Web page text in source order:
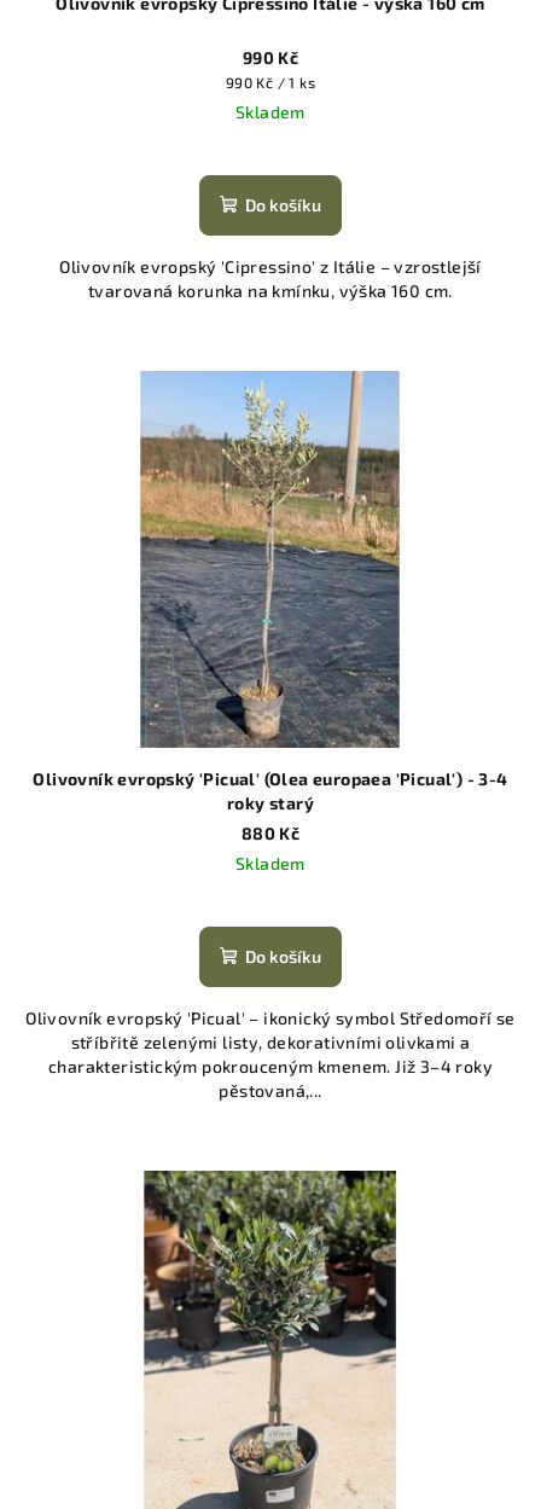
990 Kč
Měrná
cena:
990 Kč / 1 ks
Skladem
Do košíku
Olivovník evropský 'Cipressino' z Itálie – vzrostlejší
tvarovaná korunka na kmínku, výška 160 cm.
Olivovník evropský 'Picual' (Olea europaea 'Picual') - 3-4
roky starý
880 Kč
Skladem
Do košíku
Olivovník evropský 'Picual' – ikonický symbol Středomoří se
stříbřitě zelenými listy, dekorativními olivkami a
charakteristickým pokrouceným kmenem. Již 3–4 roky
pěstovaná,...